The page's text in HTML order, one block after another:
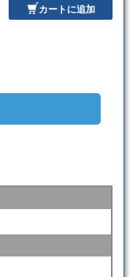
カートに追加